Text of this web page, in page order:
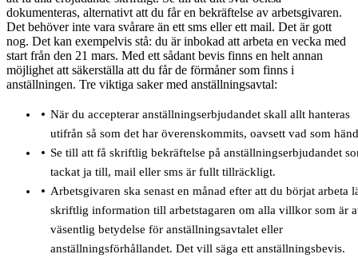
dokumenteras, alternativt att du får en bekräftelse av arbetsgivaren.
Det behöver inte vara svårare än ett sms eller ett mail. Det är gott
nog. Det kan exempelvis stå: du är inbokad att arbeta en vecka med
start från den 21 mars. Med ett sådant bevis finns en helt annan
möjlighet att säkerställa att du får de förmåner som finns i
anställningen. Tre viktiga saker med anställningsavtal:
När du accepterar anställningserbjudandet skall allt hanteras
utifrån så som det har överenskommits, oavsett vad som
Se till att få skriftlig bekräftelse på anställningserbjudandet
tackat ja till, mail eller sms är fullt tillräckligt.
Arbetsgivaren ska senast en månad efter att du börjat arbeta
skriftlig information till arbetstagaren om alla villkor som är
väsentlig betydelse för anställningsavtalet eller
anställningsförhållandet. Det vill säga ett anställningsbevis.